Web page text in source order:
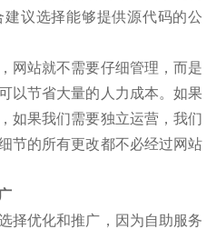
议选择能够提供源代码的公
站就不需要仔细管理，而是
以节省大量的人力成本。如果
如果我们需要独立运营，我们
节的所有更改都不必经过网站
优化和推广，因为自助服务